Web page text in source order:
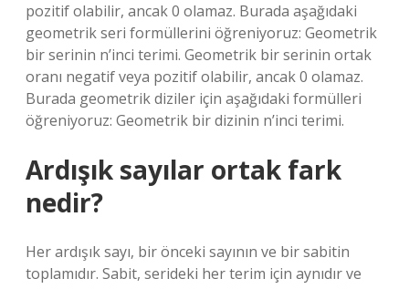
pozitif olabilir, ancak 0 olamaz. Burada aşağıdaki
geometrik seri formüllerini öğreniyoruz: Geometrik
bir serinin n’inci terimi. Geometrik bir serinin ortak
oranı negatif veya pozitif olabilir, ancak 0 olamaz.
Burada geometrik diziler için aşağıdaki formülleri
öğreniyoruz: Geometrik bir dizinin n’inci terimi.
Ardışık sayılar ortak fark
nedir?
Her ardışık sayı, bir önceki sayının ve bir sabitin
toplamıdır. Sabit, serideki her terim için aynıdır ve